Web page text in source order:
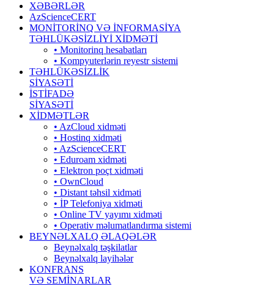
XƏBƏRLƏR
AzScienceCERT
MONİTORİNQ VƏ İNFORMASİYA
TƏHLÜKƏSİZLİYİ XİDMƏTİ
• Monitorinq hesabatları
• Kompyuterlərin reyestr sistemi
TƏHLÜKƏSİZLİK
SİYASƏTİ
İSTİFADƏ
SİYASƏTİ
XİDMƏTLƏR
• AzCloud xidməti
• Hostinq xidməti
• AzScienceCERT
• Eduroam xidməti
• Elektron poçt xidməti
• OwnCloud
• Distant təhsil xidməti
• İP Telefoniya xidməti
• Оnline TV yayımı xidməti
• Operativ məlumatlandırma sistemi
BEYNƏLXALQ ƏLAQƏLƏR
Beynəlxalq təşkilatlar
Beynəlxalq layihələr
KONFRANS
VƏ SEMİNARLAR